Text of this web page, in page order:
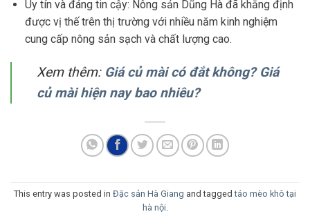
Uy tín và đáng tin cậy: Nông sản Dũng Hà đã khẳng định
được vị thế trên thị trường với nhiều năm kinh nghiệm
cung cấp nông sản sạch và chất lượng cao.
Xem thêm: Giá củ mài có đắt không? Giá
củ mài hiện nay bao nhiêu?
This entry was posted in Đặc sản Hà Giang and taggedtáo mèo khô tại
hà nội.